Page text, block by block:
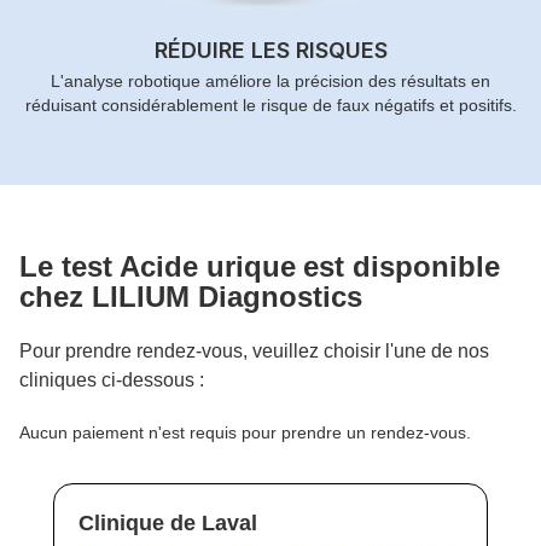
RÉDUIRE LES RISQUES
L'analyse robotique améliore la précision des résultats en
réduisant considérablement le risque de faux négatifs et positifs.
Le test Acide urique est disponible
chez LILIUM Diagnostics
Pour prendre rendez-vous, veuillez choisir l'une de nos
cliniques ci-dessous :
Aucun paiement n'est requis pour prendre un rendez-vous.
Clinique de Laval